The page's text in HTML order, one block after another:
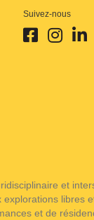
Suivez-nous
FacebookInstagram
et
libres
et de